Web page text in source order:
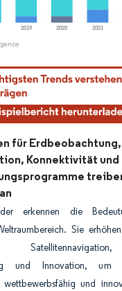
Wiederverwendung
für Erdbeobachtung,
Konnektivität und
erkennen die
Sie
und Innovation,
wettbewerbsfähig und